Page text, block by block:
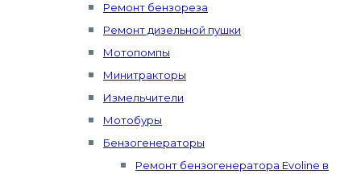
Ремонт бензореза
Ремонт дизельной пушки
Мотопомпы
Минитракторы
Измельчители
Мотобуры
Бензогенераторы
Ремонт бензогенератора Evoline в